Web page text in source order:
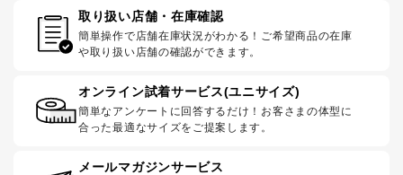
取り扱い店舗・在庫確認
簡単操作で店舗在庫状況がわかる！ご希望商品の在庫
や取り扱い店舗の確認ができます。
オンライン試着サービス(ユニサイズ)
簡単なアンケートに回答するだけ！お客さまの体型に
合った最適なサイズをご提案します。
メールマガジンサービス